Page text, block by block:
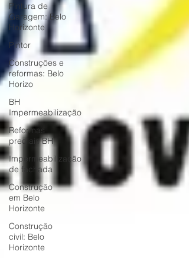
Pintura de
Garagem: Belo
Horizonte
Pintor
Construções e
reformas: Belo
Horizo
BH
Impermeabilização
Reformas
prediais BH
Impermeabilização
de fachada
Construção
em Belo
Horizonte
Construção
civil: Belo
Horizonte